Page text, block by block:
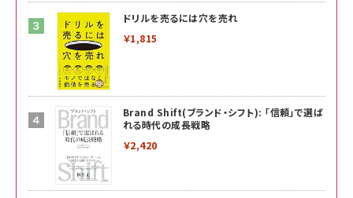
ドリルを売るには穴を売れ
￥1,815
Brand Shift(ブランド・シフト): 「信頼」で選ば
れる時代の成長戦略
￥2,420